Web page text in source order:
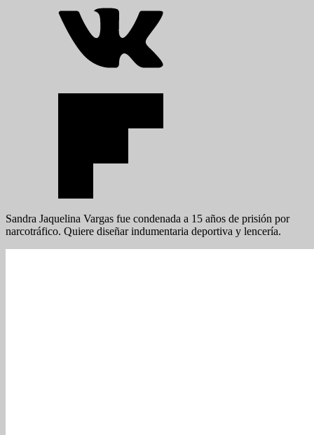
Sandra Jaquelina Vargas fue condenada a 15 años de prisión por
narcotráfico. Quiere diseñar indumentaria deportiva y lencería.